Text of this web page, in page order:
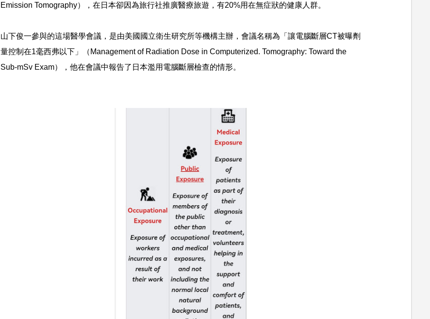
Emission Tomography），在日本卻因為旅行社推廣醫療旅遊，有20%用在無症狀的健康人群。
山下俊一參與的這場醫學會議，是由美國國立衛生研究所等機構主辦，會議名稱為「讓電腦斷層CT被曝劑
量控制在1毫西弗以下」（Management of Radiation Dose in Computerized. Tomography: Toward the
Sub-mSv Exam），他在會議中報告了日本濫用電腦斷層檢查的情形。